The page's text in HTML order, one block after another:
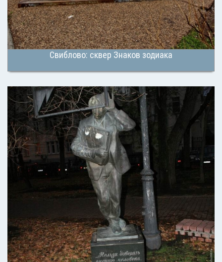
Свиблово: сквер Знаков зодиака